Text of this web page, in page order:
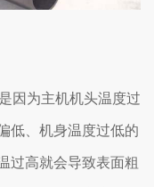
因为主机机头温度过
低、机身温度过低的
过高就会导致表面粗